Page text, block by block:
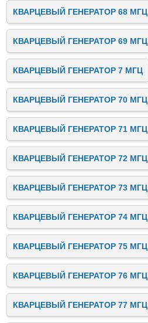
КВАРЦЕВЫЙ ГЕНЕРАТОР 68 МГЦ
КВАРЦЕВЫЙ ГЕНЕРАТОР 69 МГЦ
КВАРЦЕВЫЙ ГЕНЕРАТОР 7 МГЦ
КВАРЦЕВЫЙ ГЕНЕРАТОР 70 МГЦ
КВАРЦЕВЫЙ ГЕНЕРАТОР 71 МГЦ
КВАРЦЕВЫЙ ГЕНЕРАТОР 72 МГЦ
КВАРЦЕВЫЙ ГЕНЕРАТОР 73 МГЦ
КВАРЦЕВЫЙ ГЕНЕРАТОР 74 МГЦ
КВАРЦЕВЫЙ ГЕНЕРАТОР 75 МГЦ
КВАРЦЕВЫЙ ГЕНЕРАТОР 76 МГЦ
КВАРЦЕВЫЙ ГЕНЕРАТОР 77 МГЦ